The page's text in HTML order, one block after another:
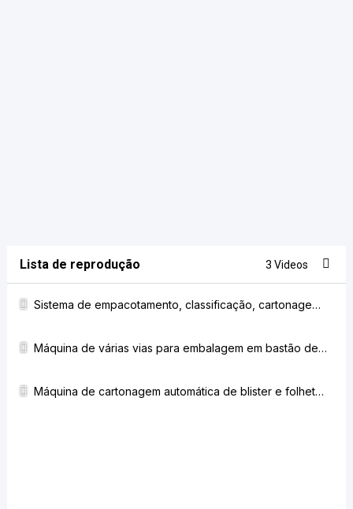
Lista de reprodução 3 Videos
Sistema de empacotamento, classificação, cartonagem, invólucro e paletização de sacos de palito
Máquina de várias vias para embalagem em bastão de vitaminas em pó com máquina de cartonagem @Spain
Máquina de cartonagem automática de blister e folheto @Rússia